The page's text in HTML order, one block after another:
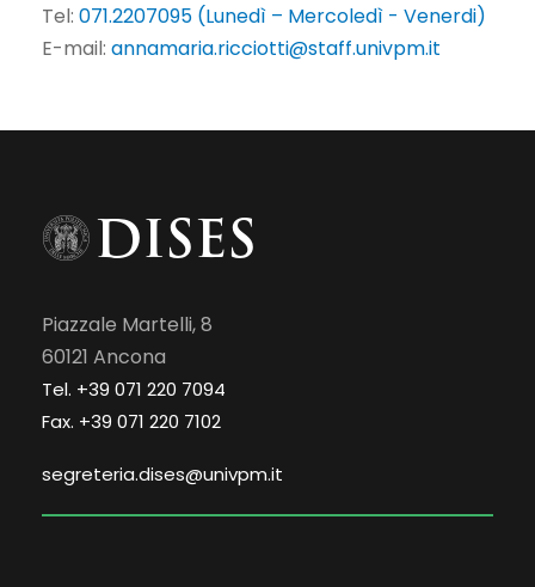
Tel: 071.2207095 (Lunedì – Mercoledì - Venerdi)
E-mail: annamaria.ricciotti@staff.univpm.it
Piazzale Martelli, 8
60121 Ancona
Tel. +39 071 220 7094
Fax. +39 071 220 7102
segreteria.dises@univpm.it